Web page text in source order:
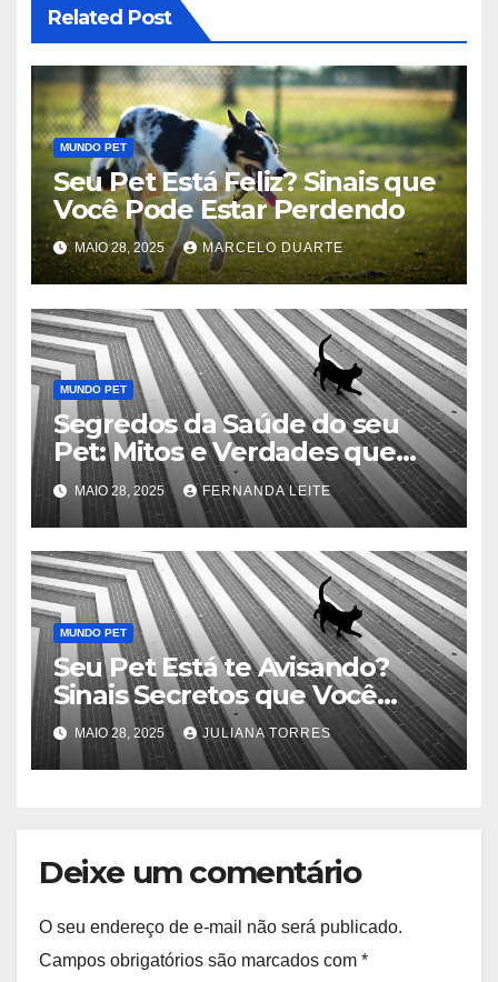
Related Post
MUNDO PET
Seu Pet Está Feliz? Sinais que
Você Pode Estar Perdendo
MAIO 28, 2025 MARCELO DUARTE
MUNDO PET
Segredos da Saúde do seu
Pet: Mitos e Verdades que
Podem Salvar sua Vida
MAIO 28, 2025 FERNANDA LEITE
MUNDO PET
Seu Pet Está te Avisando?
Sinais Secretos que Você
Precisa Conhecer
MAIO 28, 2025 JULIANA TORRES
Deixe um comentário
O seu endereço de e-mail não será publicado.
Campos obrigatórios são marcados com *